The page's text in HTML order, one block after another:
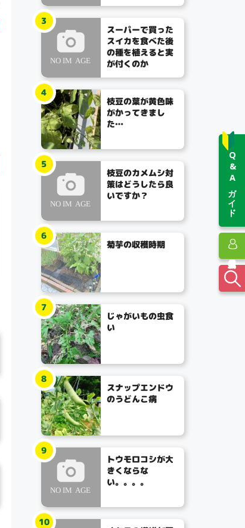
Q&Aガイド
スーパーで買った
スイカを食べた後
の種を植えると実
が付くのか
3
枝豆の葉が黄色味
がかってきまし
た…
4
枝豆のカメムシ対
策はどうしたら良
いですか？
5
菊芋の収穫時期
6
じゃがいもの虫食
い
7
スナップエンドウ
のうどんこ病
8
トウモロコシが大
きくならな
い。。。。
9
10